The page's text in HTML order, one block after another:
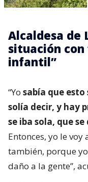
Alcaldesa de
situación con
infantil”
“Yo sabía que
solía decir, y hay
se iba sola, que
Entonces, yo le
también, porque
daño a la gente”,